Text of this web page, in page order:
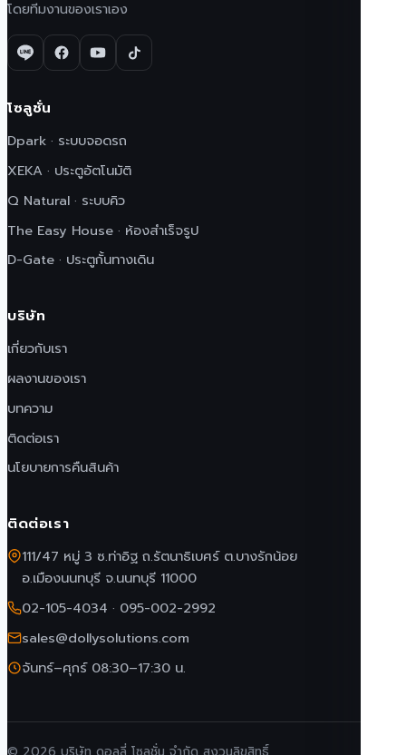
โดยทีมงานของเราเอง
โซลูชั่น
Dpark · ระบบจอดรถ
XEKA · ประตูอัตโนมัติ
Q Natural · ระบบคิว
The Easy House · ห้องสำเร็จรูป
D-Gate · ประตูกั้นทางเดิน
บริษัท
เกี่ยวกับเรา
ผลงานของเรา
บทความ
ติดต่อเรา
นโยบายการคืนสินค้า
ติดต่อเรา
111/47 หมู่ 3 ซ.ท่าอิฐ ถ.รัตนาธิเบศร์ ต.บางรักน้อย
อ.เมืองนนทบุรี จ.นนทบุรี 11000
02-105-4034 · 095-002-2992
sales@dollysolutions.com
จันทร์–ศุกร์ 08:30–17:30 น.